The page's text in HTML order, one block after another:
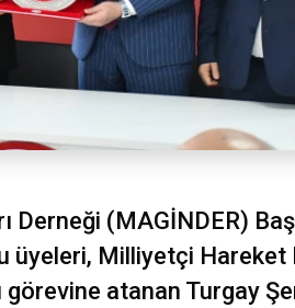
Derneği (MAGİNDER)
üyeleri, Milliyetçi Hareket
görevine atanan Turgay